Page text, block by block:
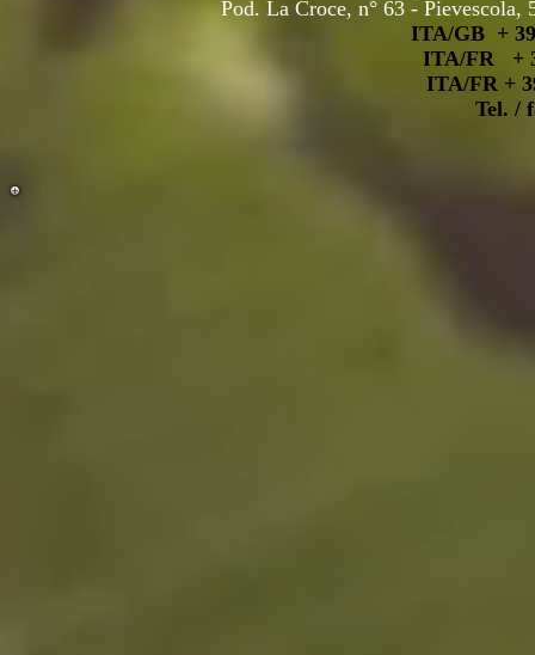
Pod. La Croce, n° 63 -
ITA/GB + 39
ITA/FR +
ITA/FR +
Tel. /